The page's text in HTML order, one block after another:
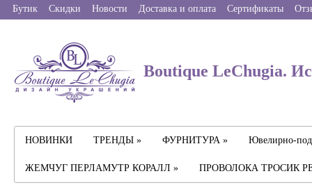
Бутик Скидки Новости Доставка и оплата Сертификаты
Boutique LeChugia.
НОВИНКИ ТРЕНДЫ » ФУРНИТУРА » Ювелирно-
ЖЕМЧУГ ПЕРЛАМУТР КОРАЛЛ » ПРОВОЛОКА ТРОСИК